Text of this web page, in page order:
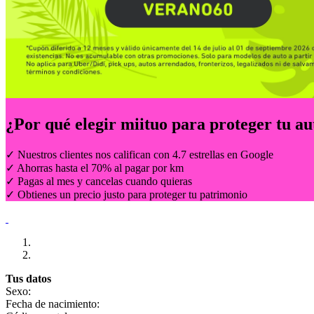
¿Por qué elegir miituo para proteger tu
✓ Nuestros clientes nos califican con 4.7 estrellas en Google
✓ Ahorras hasta el 70% al pagar por km
✓ Pagas al mes y cancelas cuando quieras
✓ Obtienes un precio justo para proteger tu patrimonio
Tus datos
Sexo:
Fecha de nacimiento: